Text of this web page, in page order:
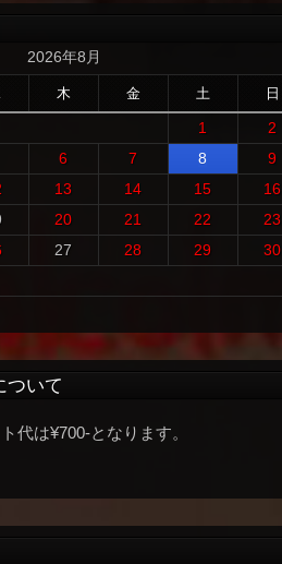
2026年8月
木 金 土 日
1
2
6 7 8
9
13 14 15
16
20 21 22
23
27 28 29
30
ついて
代は¥700-となります。